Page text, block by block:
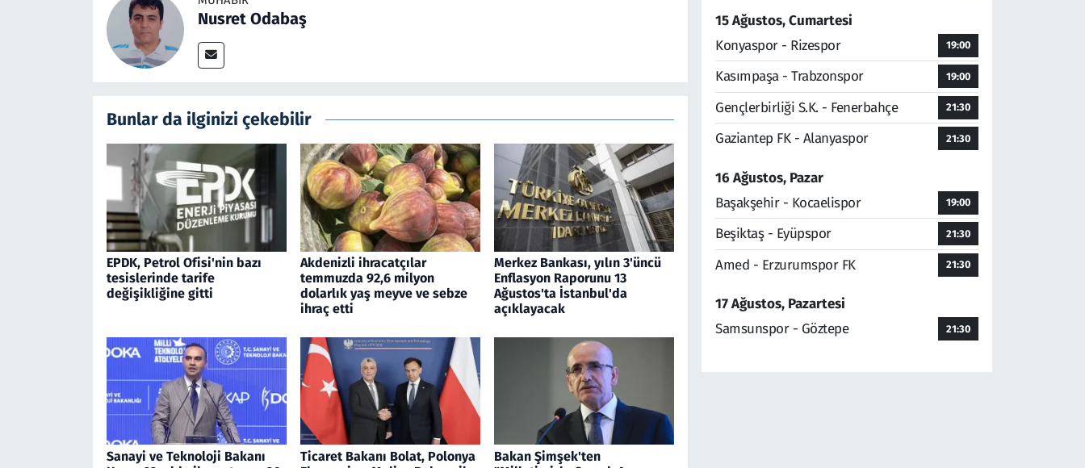
Nusret Odabaş
Bunlar da ilginizi çekebilir
EPDK, Petrol Ofisi'nin bazı
tesislerinde tarife
değişikliğine gitti
Akdenizli ihracatçılar
temmuzda 92,6 milyon
dolarlık yaş meyve ve sebze
ihraç etti
Merkez Bankası, yılın 3'üncü
Enflasyon Raporunu 13
Ağustos'ta İstanbul'da
açıklayacak
Sanayi ve Teknoloji Bakanı
Ticaret Bakanı Bolat, Polonya
Bakan Şimşek'ten
15 Ağustos, Cumartesi
Konyaspor - Rizespor
19:00
Kasımpaşa - Trabzonspor 19:00
Gençlerbirliği S.K. - Fenerbahçe 21:30
Gaziantep FK - Alanyaspor 21:30
16 Ağustos, Pazar
Başakşehir - Kocaelispor
19:00
Beşiktaş - Eyüpspor 21:30
Amed - Erzurumspor FK 21:30
17 Ağustos, Pazartesi
Samsunspor - Göztepe
21:30